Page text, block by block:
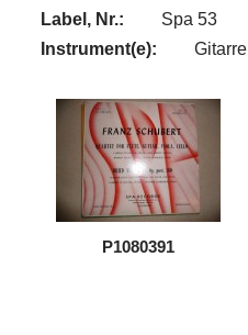
Label, Nr.:
Spa 53
Instrument(e):
Gitarre
P1080391